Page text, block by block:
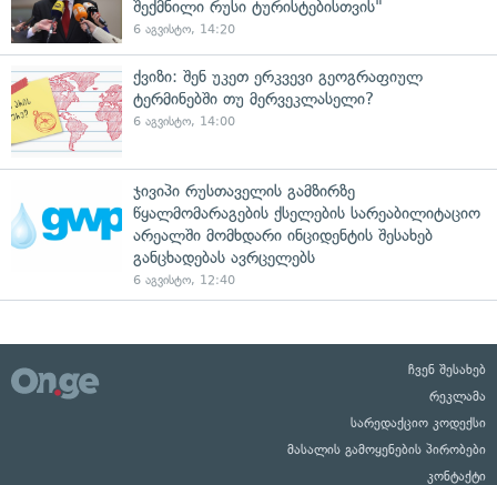
შექმნილი რუსი ტურისტებისთვის"
6 აგვისტო, 14:20
ქვიზი: შენ უკეთ ერკვევი გეოგრაფიულ
ტერმინებში თუ მერვეკლასელი?
6 აგვისტო, 14:00
ჯივიპი რუსთაველის გამზირზე
წყალმომარაგების ქსელების სარეაბილიტაციო
არეალში მომხდარი ინციდენტის შესახებ
განცხადებას ავრცელებს
6 აგვისტო, 12:40
ჩვენ შესახებ
რეკლამა
სარედაქციო კოდექსი
მასალის გამოყენების პირობები
კონტაქტი